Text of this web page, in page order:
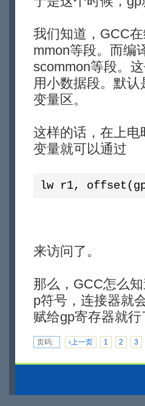
我们知道，GCC
mmon等段。而编
scommon等段。
用小数据段。默
变量区。
这样的话，在上
变量就可以通过
lw r1,
来访问了。
那么，GCC怎么
p符号，连接器就
赋给gp寄存器就行
页码: ‹上一页 1 2 3